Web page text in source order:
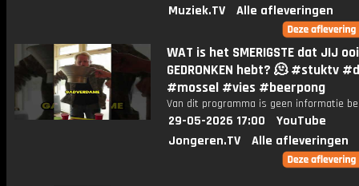
Muziek.TV
Alle afleveringen
WAT is het SMERIGSTE dat JIJ
GEDRONKEN hebt? 🫠 #stuktv
#mossel #vies #beerpong
Van dit programma is geen informatie
29-05-2026 17:00
YouTube
Jongeren.TV
Alle afleveringen